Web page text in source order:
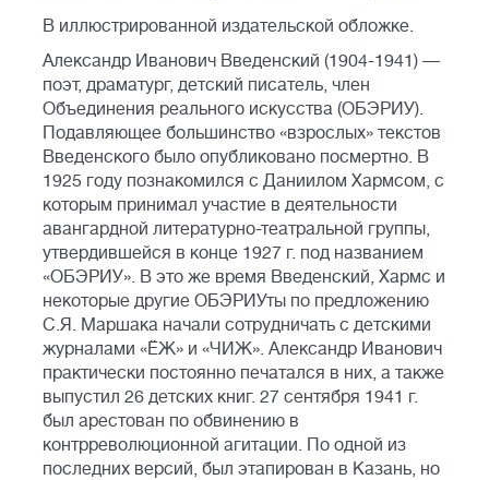
В иллюстрированной издательской обложке.
Александр Иванович Введенский (1904-1941) —
поэт, драматург, детский писатель, член
Объединения реального искусства (ОБЭРИУ).
Подавляющее большинство «взрослых» текстов
Введенского было опубликовано посмертно. В
1925 году познакомился с Даниилом Хармсом, с
которым принимал участие в деятельности
авангардной литературно-театральной группы,
утвердившейся в конце 1927 г. под названием
«ОБЭРИУ». В это же время Введенский, Хармс и
некоторые другие ОБЭРИУты по предложению
С.Я. Маршака начали сотрудничать с детскими
журналами «ЁЖ» и «ЧИЖ». Александр Иванович
практически постоянно печатался в них, а также
выпустил 26 детских книг. 27 сентября 1941 г.
был арестован по обвинению в
контрреволюционной агитации. По одной из
последних версий, был этапирован в Казань, но